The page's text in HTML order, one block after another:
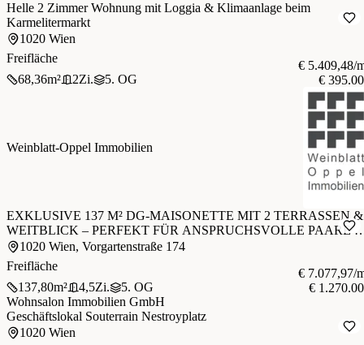
Helle 2 Zimmer Wohnung mit Loggia & Klimaanlage beim
Karmelitermarkt
1020 Wien
Freifläche
68,36m² 2Zi. 5. OG
€ 5.409,48/
€
Weinblatt-Oppel Immobilien
EXKLUSIVE 137 M² DG-MAISONETTE MIT 2 TERRASSEN &
WEITBLICK – PERFEKT FÜR ANSPRUCHSVOLLE PAARE
2. BEZIRK
1020 Wien, Vorgartenstraße 174
Freifläche
137,80m² 4,5Zi. 5. OG
€ 7.077,97/
€
Wohnsalon Immobilien GmbH
Geschäftslokal Souterrain Nestroyplatz
1020 Wien